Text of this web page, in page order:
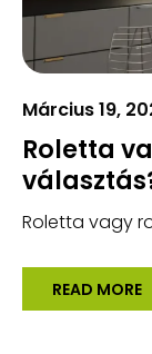
Március 19,
Roletta
Roletta vagy
READ MORE